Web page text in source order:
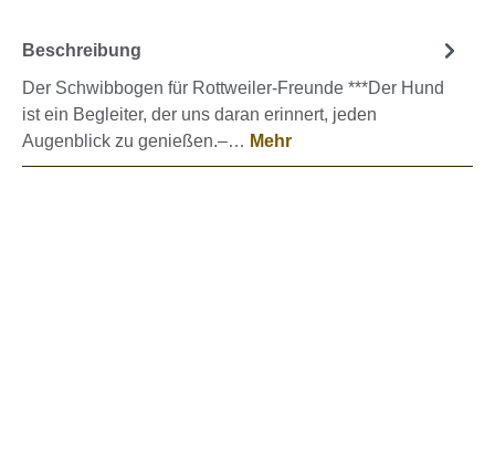
Beschreibung
Der Schwibbogen für Rottweiler-Freunde ***Der Hund
ist ein Begleiter, der uns daran erinnert, jeden
Augenblick zu genießen.–… Mehr